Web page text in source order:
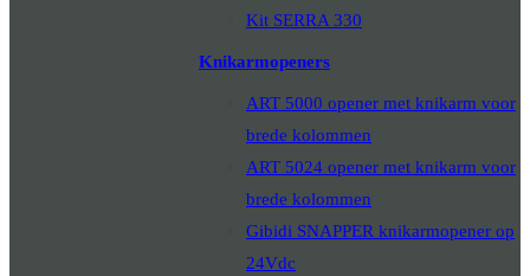
Kit SERRA 330
Knikarmopeners
ART 5000 opener met knikarm voor
brede kolommen
ART 5024 opener met knikarm voor
brede kolommen
Gibidi SNAPPER knikarmopener op
24Vdc